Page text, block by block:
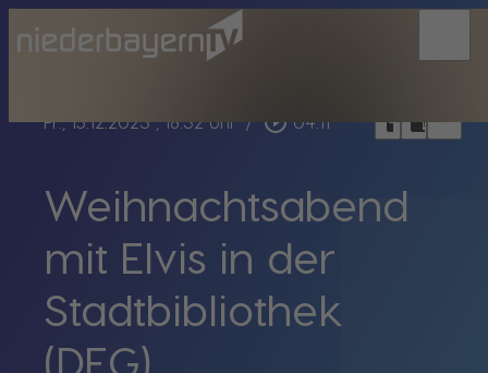
Fr., 15.12.2023, 18:32 Uhr / play_circle_outline 04:11 headphoneschrome_reader_modebookmark_border
Weihnachtsabend
mit Elvis in der
Stadtbibliothek
(DEG)